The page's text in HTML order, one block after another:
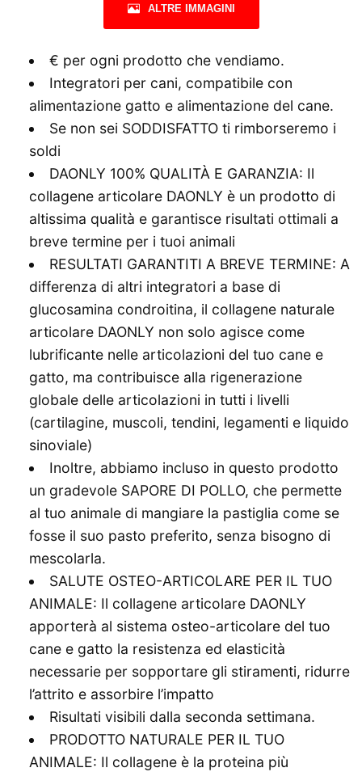
ALTRE IMMAGINI
€ per ogni prodotto che vendiamo.
Integratori per cani, compatibile con
alimentazione gatto e alimentazione del cane.
Se non sei SODDISFATTO ti rimborseremo i
soldi
DAONLY 100% QUALITÀ E GARANZIA: Il
collagene articolare DAONLY è un prodotto di
altissima qualità e garantisce risultati ottimali a
breve termine per i tuoi animali
RESULTATI GARANTITI A BREVE TERMINE: A
differenza di altri integratori a base di
glucosamina condroitina, il collagene naturale
articolare DAONLY non solo agisce come
lubrificante nelle articolazioni del tuo cane e
gatto, ma contribuisce alla rigenerazione
globale delle articolazioni in tutti i livelli
(cartilagine, muscoli, tendini, legamenti e liquido
sinoviale)
Inoltre, abbiamo incluso in questo prodotto
un gradevole SAPORE DI POLLO, che permette
al tuo animale di mangiare la pastiglia come se
fosse il suo pasto preferito, senza bisogno di
mescolarla.
SALUTE OSTEO-ARTICOLARE PER IL TUO
ANIMALE: Il collagene articolare DAONLY
apporterà al sistema osteo-articolare del tuo
cane e gatto la resistenza ed elasticità
necessarie per sopportare gli stiramenti, ridurre
l’attrito e assorbire l’impatto
Risultati visibili dalla seconda settimana.
PRODOTTO NATURALE PER IL TUO
ANIMALE: Il collagene è la proteina più